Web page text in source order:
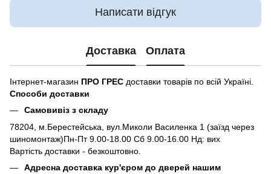
Написати відгук
Доставка Оплата
Інтернет-магазин ПРО ГРЕС доставки товарів по всій Україні.
Способи доставки
Самовивіз з складу
78204, м.Берестейська, вул.Миколи Василенка 1 (заїзд через
шиномонтаж)Пн-Пт 9.00-18.00 Сб 9.00-16.00 Нд: вих
Вартість доставки - безкоштовно.
Адресна доставка кур'єром до дверей нашим